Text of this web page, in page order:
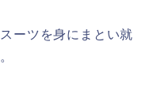
ーツを身にまとい就